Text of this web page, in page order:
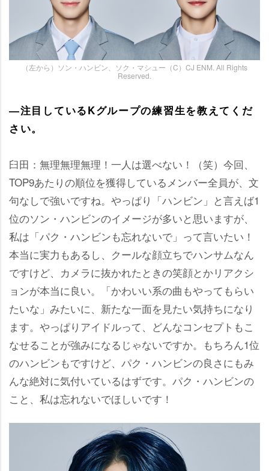
（左から）ソン・ハンビン、ソク・マシュー（C）CJ ENM. All Rights
Reserved.
―注目しているKグループの練習生を教えてくだ
さい。
臼田：無理無理無理！一人は選べない！（笑）今回、
TOP9あたりの順位を獲得しているメンバー全員が、文
句なしで強いですね。やっぱり「ハンビン」と言えば1
位のソン・ハンビンのイメージが多いと思いますが、
私は「パク・ハンビンも忘れないで」って言いたい！
本当に実力もあるし、クールな顔立ちでハンサムなん
ですけど、カメラに抜かれたときの笑顔とかリアクシ
ョンが本当に良い。「かわいい系の曲もやってもらい
たいな」みたいに、新たな一面を見たい気持ちになり
ます。やっぱりアイドルって、どんなコンセプトもこ
なせることが強みになるじゃないですか。もちろん1位
のハンビンもですけど、パク・ハンビンの良さにもみ
んな絶対に気付いているはずです。パク・ハンビンの
こと、私は忘れないでほしいです！